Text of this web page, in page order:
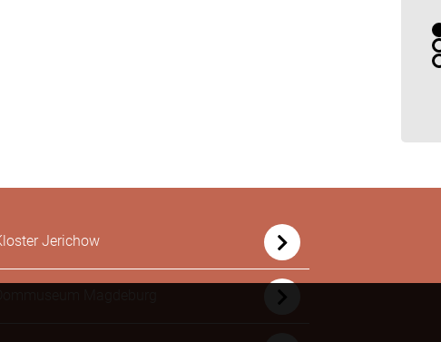
Jerichow